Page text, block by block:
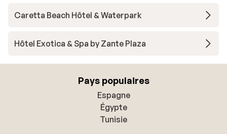
Caretta Beach Hôtel & Waterpark
Hôtel Exotica & Spa by Zante Plaza
Pays populaires
Espagne
Égypte
Tunisie